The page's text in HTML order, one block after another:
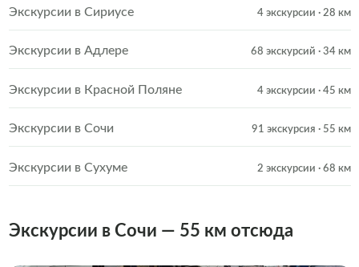
Экскурсии в Сириусе 4 экскурсии · 28 км
Экскурсии в Адлере 68 экскурсий · 34 км
Экскурсии в Красной Поляне 4 экскурсии · 45 км
Экскурсии в Сочи 91 экскурсия · 55 км
Экскурсии в Сухуме 2 экскурсии · 68 км
Экскурсии в Сочи — 55 км отсюда